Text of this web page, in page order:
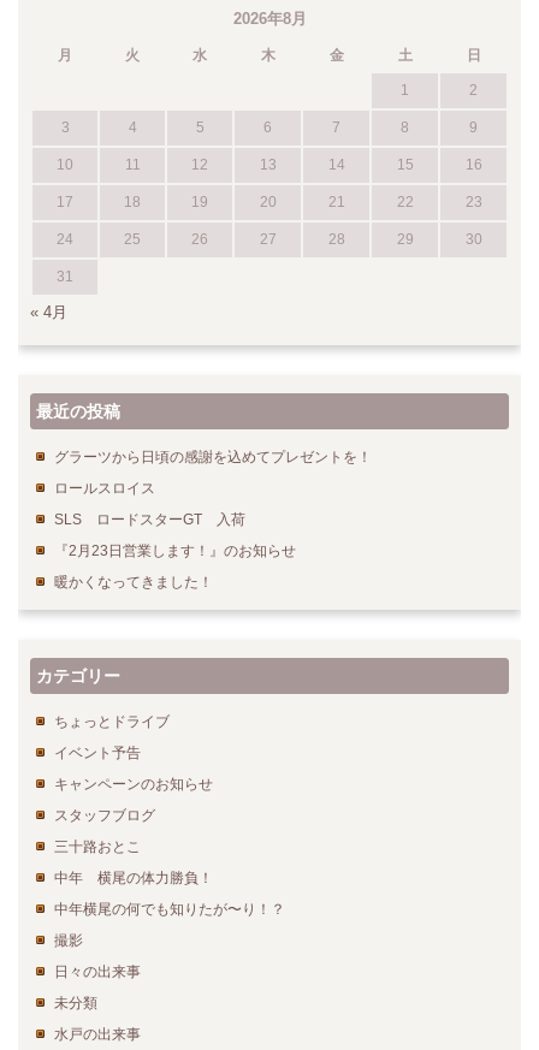
2026年8月
月 火 水 木 金 土 日
1 2
3 4 5 6 7 8 9
10 11 12 13 14 15 16
17 18 19 20 21 22 23
24 25 26 27 28 29 30
31
« 4月
最近の投稿
グラーツから日頃の感謝を込めてプレゼントを！
ロールスロイス
SLS ロードスターGT 入荷
『2月23日営業します！』のお知らせ
暖かくなってきました！
カテゴリー
ちょっとドライブ
イベント予告
キャンペーンのお知らせ
スタッフブログ
三十路おとこ
中年 横尾の体力勝負！
中年横尾の何でも知りたが〜り！？
撮影
日々の出来事
未分類
水戸の出来事